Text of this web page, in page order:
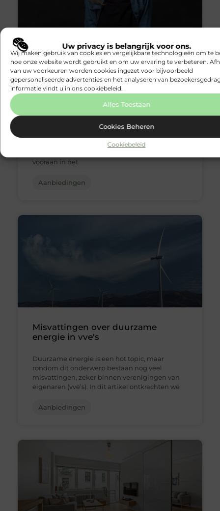
Uw privacy is belangrijk voor ons.
Wij maken gebruik van cookies en vergelijkbare technologieën om te
hoe onze website wordt gebruikt en om uw ervaring te verbeteren.
van uw voorkeuren worden cookies ingezet voor bijvoorbeeld
gepersonaliseerde advertenties en het analyseren van
informatie vindt u in ons cookiebeleid.
Alles Toestaan
Cookies Beheren
Cookiebeleid
Kinderopvang Heerlen De
Toekomst van Kinderopvang in de
van onze kinderen, willen ouders niets minder
vooraan in het
Aanbiedingen
Misvattingen over duurzame
energie in vve's
Duurzame energie is een hot topic, maar
rondom dit onderwerp bestaan nog veel
misvattingen, zeker binnen verenigingen van
eigenaren (vve’s). In dit artikel ontkrachten we
Aanbiedingen